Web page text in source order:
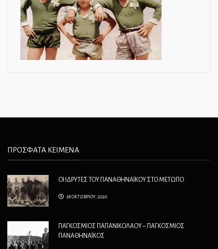
ΠΡΟΣΦΑΤΑ ΚΕΙΜΕΝΑ
ΟΙ ΙΔΡΥΤΕΣ ΤΟΥ ΠΑΝΑΘΗΝΑΪΚΟΥ ΣΤΟ ΜΕΤΩΠΟ
28 ΟΚΤΩΒΡΙΟΥ, 2020
ΠΑΓΚΟΣΜΙΟΣ ΠΑΠΑΝΙΚΟΛΑΟΥ – ΠΑΓΚΟΣΜΙΟΣ
ΠΑΝΑΘΗΝΑΪΚΟΣ